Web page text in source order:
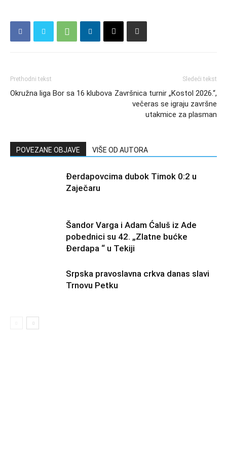
Prethodni tekst
Okružna liga Bor sa 16 klubova
Sledeći tekst
Završnica turnir „Kostol 2026.“,
večeras se igraju završne
utakmice za plasman
POVEZANE OBJAVE VIŠE OD AUTORA
Đerdapovcima dubok Timok 0:2 u
Zaječaru
Šandor Varga i Adam Ćaluš iz Ade
pobednici su 42. „Zlatne bućke
Đerdapa “ u Tekiji
Srpska pravoslavna crkva danas slavi
Trnovu Petku